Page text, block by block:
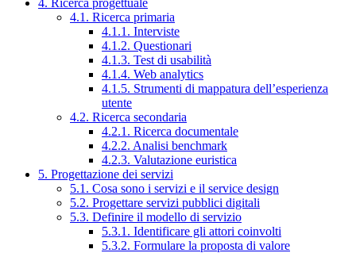
4.1. Ricerca primaria
4.1.1. Interviste
4.1.2. Questionari
4.1.3. Test di usabilità
4.1.4. Web analytics
4.1.5. Strumenti di mappatura dell’esperienza
utente
4.2. Ricerca secondaria
4.2.1. Ricerca documentale
4.2.2. Analisi benchmark
4.2.3. Valutazione euristica
5. Progettazione dei servizi
5.1. Cosa sono i servizi e il service design
5.2. Progettare servizi pubblici digitali
5.3. Definire il modello di servizio
5.3.1. Identificare gli attori coinvolti
5.3.2. Formulare la proposta di valore